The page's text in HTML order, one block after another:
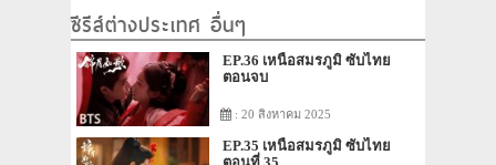
ซีรีส์ต่างประเทศ อื่นๆ
EP.36 เหนือสมรภูมิ ซับไทย
ตอนจบ
: 20 สิงหาคม 2025
EP.35 เหนือสมรภูมิ ซับไทย